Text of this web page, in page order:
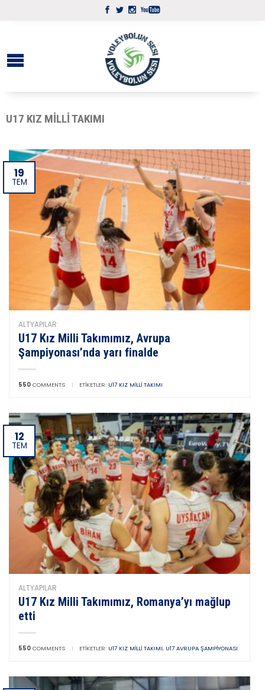
U17 KIZ MILLI TAKIMI
19
TEM
ALTYAPILAR
U17 Kız Milli Takımımız, Avrupa
Şampiyonası’nda yarı finalde
550 COMMENTS | ETIKETLER: U17 KIZ MILLI TAKIMI
12
TEM
ALTYAPILAR
U17 Kız Milli Takımımız, Romanya’yı mağlup
etti
550 COMMENTS | ETIKETLER: U17 KIZ MILLI TAKIMI, U17 AVRUPA ŞAMPIYONASI